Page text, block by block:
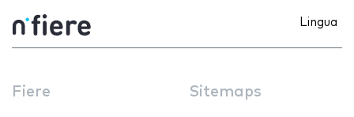
Lingua
Fiere Sitemaps